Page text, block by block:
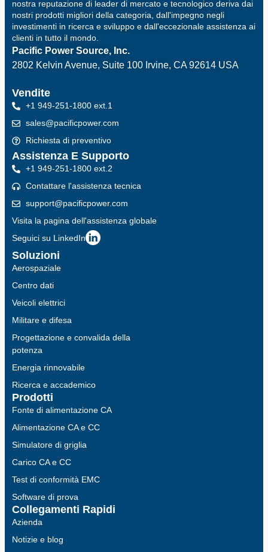
nostra reputazione di leader di mercato e tecnologico deriva dai
nostri prodotti migliori della categoria, dall'impegno negli
investimenti in ricerca e sviluppo e dall'eccezionale assistenza ai
clienti in tutto il mondo.
Pacific Power Source, Inc.
2802 Kelvin Avenue, Suite 100 Irvine, CA 92614 USA
Soluzioni
Aerospaziale
Centro dati
Veicoli elettrici
Militare e difesa
Progettazione e convalida della
potenza
Energia rinnovabile
Ricerca e accademico
Prodotti
Fonte di alimentazione CA
Alimentazione CA e CC
Simulatore di griglia
Carico CA e CC
Test di conformità EMC
Software di prova
Collegamenti Rapidi
Azienda
Notizie e blog
Vendite
+1 949-251-1800 ext.1
sales@pacificpower.com
Richiesta di preventivo
Assistenza E Supporto
+1 949-251-1800 ext.2
Contattare l'assistenza tecnica
support@pacificpower.com
Visita la pagina dell'assistenza globale
Seguici su LinkedIn